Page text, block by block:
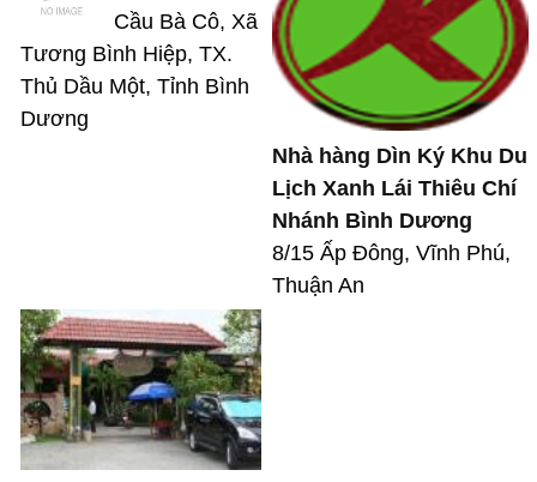
Cầu Bà Cô, Xã
Tương Bình Hiệp, TX.
Thủ Dầu Một, Tỉnh Bình
Dương
Nhà hàng Dìn Ký Khu Du
Lịch Xanh Lái Thiêu Chí
Nhánh Bình Dương
8/15 Ấp Đông, Vĩnh Phú,
Thuận An